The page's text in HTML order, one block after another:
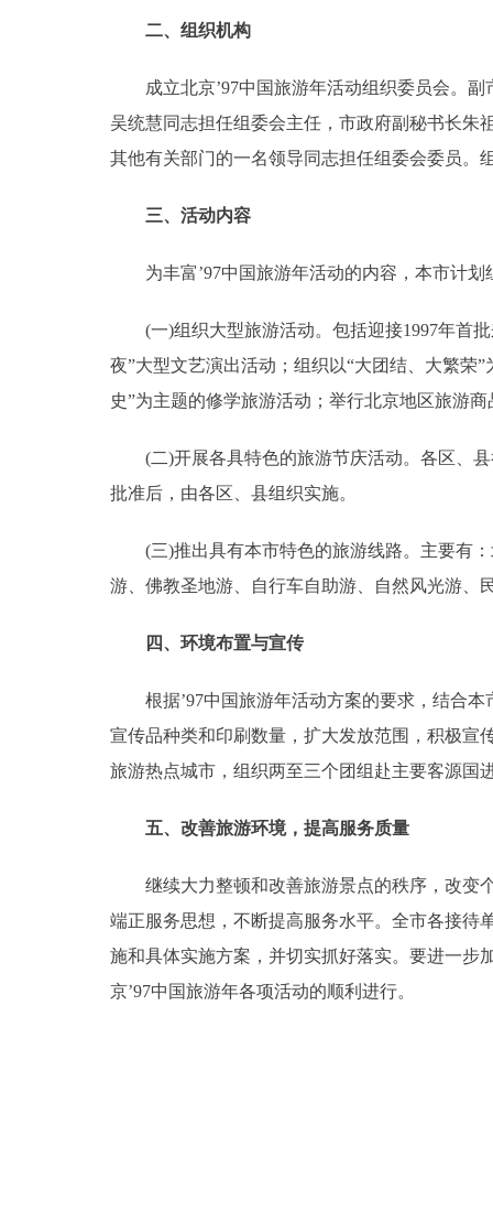
绿色北京
ESPAÑOL
二、组织机构
成立北京’97中国旅游年活动组织委员会。副
吴统慧同志担任组委会主任，市政府副秘书长朱
其他有关部门的一名领导同志担任组委会委员。
三、活动内容
为丰富’97中国旅游年活动的内容，本市计划
(一)组织大型旅游活动。包括迎接1997年首批
夜”大型文艺演出活动；组织以“大团结、大繁荣
史”为主题的修学旅游活动；举行北京地区旅游
(二)开展各具特色的旅游节庆活动。各区、县
批准后，由各区、县组织实施。
(三)推出具有本市特色的旅游线路。主要有：
游、佛教圣地游、自行车自助游、自然风光游、
四、环境布置与宣传
根据’97中国旅游年活动方案的要求，结合本
宣传品种类和印刷数量，扩大发放范围，积极宣
旅游热点城市，组织两至三个团组赴主要客源国
五、改善旅游环境，提高服务质量
继续大力整顿和改善旅游景点的秩序，改变个
端正服务思想，不断提高服务水平。全市各接待
施和具体实施方案，并切实抓好落实。要进一步
京’97中国旅游年各项活动的顺利进行。